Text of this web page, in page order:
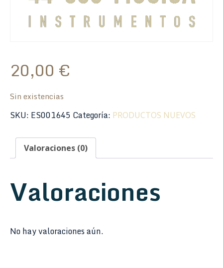
20,00 €
Sin existencias
SKU: ES001645 Categoría: PRODUCTOS NUEVOS
Valoraciones (0)
Valoraciones
No hay valoraciones aún.